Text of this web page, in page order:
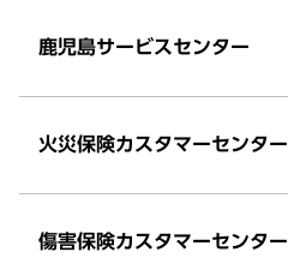
鹿児島サービスセンター
火災保険カスタマーセンター
傷害保険カスタマーセンター